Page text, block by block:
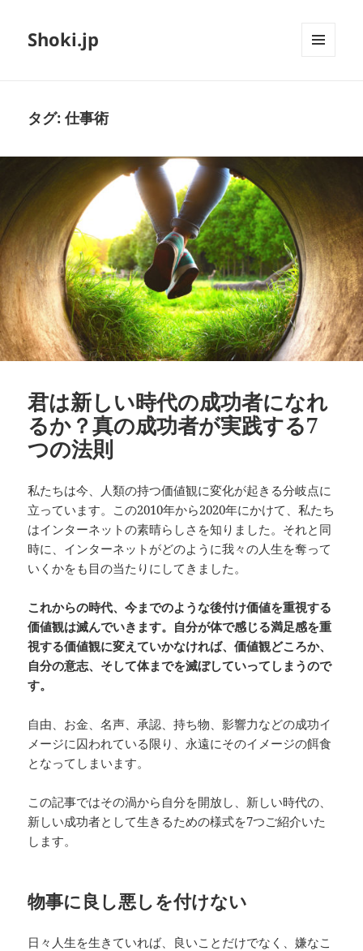
Shoki.jp
タグ:仕事術
君は新しい時代の成功者になれ
るか？真の成功者が実践する7
つの法則
私たちは今、人類の持つ価値観に変化が起きる分岐点に
立っています。この2010年から2020年にかけて、私たち
はインターネットの素晴らしさを知りました。それと同
時に、インターネットがどのように我々の人生を奪って
いくかをも目の当たりにしてきました。
これからの時代、今までのような後付け価値を重視する
価値観は滅んでいきます。自分が体で感じる満足感を重
視する価値観に変えていかなければ、価値観どころか、
自分の意志、そして体までを滅ぼしていってしまうので
す。
自由、お金、名声、承認、持ち物、影響力などの成功イ
メージに囚われている限り、永遠にそのイメージの餌食
となってしまいます。
この記事ではその渦から自分を開放し、新しい時代の、
新しい成功者として生きるための様式を7つご紹介いた
します。
物事に良し悪しを付けない
日々人生を生きていれば、良いことだけでなく、嫌なこ